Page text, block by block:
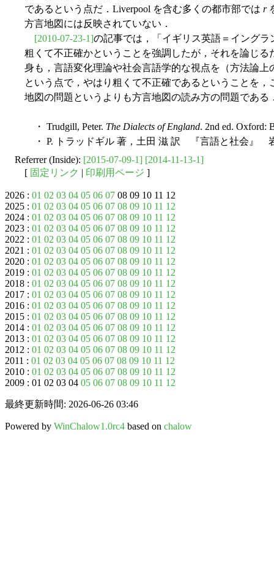
であるという点だ．Liverpool を含む多くの都市部では r
方言地図には反映されていない．
[2010-07-23-1]の記事では，「イギリス英語＝イングラ
粗くて不正確かということを強調したが，それを論じ
身も，言語変化理論や社会言語学的な視点を（方法論
という点で，やはり粗くて不正確であるということを
地図の問題というよりも方言地図の読み方の問題である
・ Trudgill, Peter. The Dialects of England. 2nd ed. Oxford:
・ P. トラッドギル 著，土田 滋 訳 『言語と社会』
Referrer (Inside): [2015-07-09-1] [2014-11-13-1]
[ 固定リンク | 印刷用ページ ]
2026 : 01 02 03 04 05 06 07 08 09 10 11 12
2025 : 01 02 03 04 05 06 07 08 09 10 11 12
2024 : 01 02 03 04 05 06 07 08 09 10 11 12
2023 : 01 02 03 04 05 06 07 08 09 10 11 12
2022 : 01 02 03 04 05 06 07 08 09 10 11 12
2021 : 01 02 03 04 05 06 07 08 09 10 11 12
2020 : 01 02 03 04 05 06 07 08 09 10 11 12
2019 : 01 02 03 04 05 06 07 08 09 10 11 12
2018 : 01 02 03 04 05 06 07 08 09 10 11 12
2017 : 01 02 03 04 05 06 07 08 09 10 11 12
2016 : 01 02 03 04 05 06 07 08 09 10 11 12
2015 : 01 02 03 04 05 06 07 08 09 10 11 12
2014 : 01 02 03 04 05 06 07 08 09 10 11 12
2013 : 01 02 03 04 05 06 07 08 09 10 11 12
2012 : 01 02 03 04 05 06 07 08 09 10 11 12
2011 : 01 02 03 04 05 06 07 08 09 10 11 12
2010 : 01 02 03 04 05 06 07 08 09 10 11 12
2009 : 01 02 03 04 05 06 07 08 09 10 11 12
最終更新時間: 2026-06-26 03:46
Powered by WinChalow1.0rc4 based on chalow